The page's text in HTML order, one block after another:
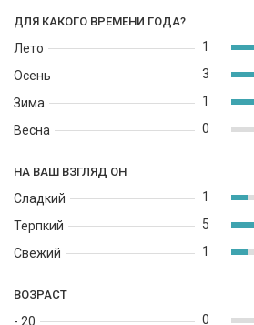
ДЛЯ КАКОГО ВРЕМЕНИ ГОДА?
Лето
Осень
Зима
Весна
1
3
1
0
НА ВАШ ВЗГЛЯД ОН
Сладкий
Терпкий
Свежий
1
5
1
ВОЗРАСТ
- 20 0